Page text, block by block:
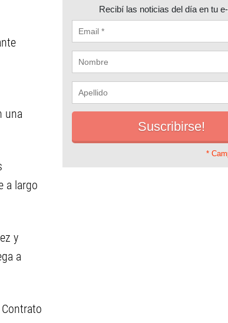
una
a largo
y
a
Recibí las noticias del día en tu
*